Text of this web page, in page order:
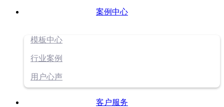
案例中心
模板中心
行业案例
用户心声
客户服务